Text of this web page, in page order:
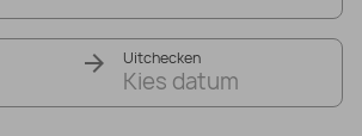
Uitchecken
Kies datum